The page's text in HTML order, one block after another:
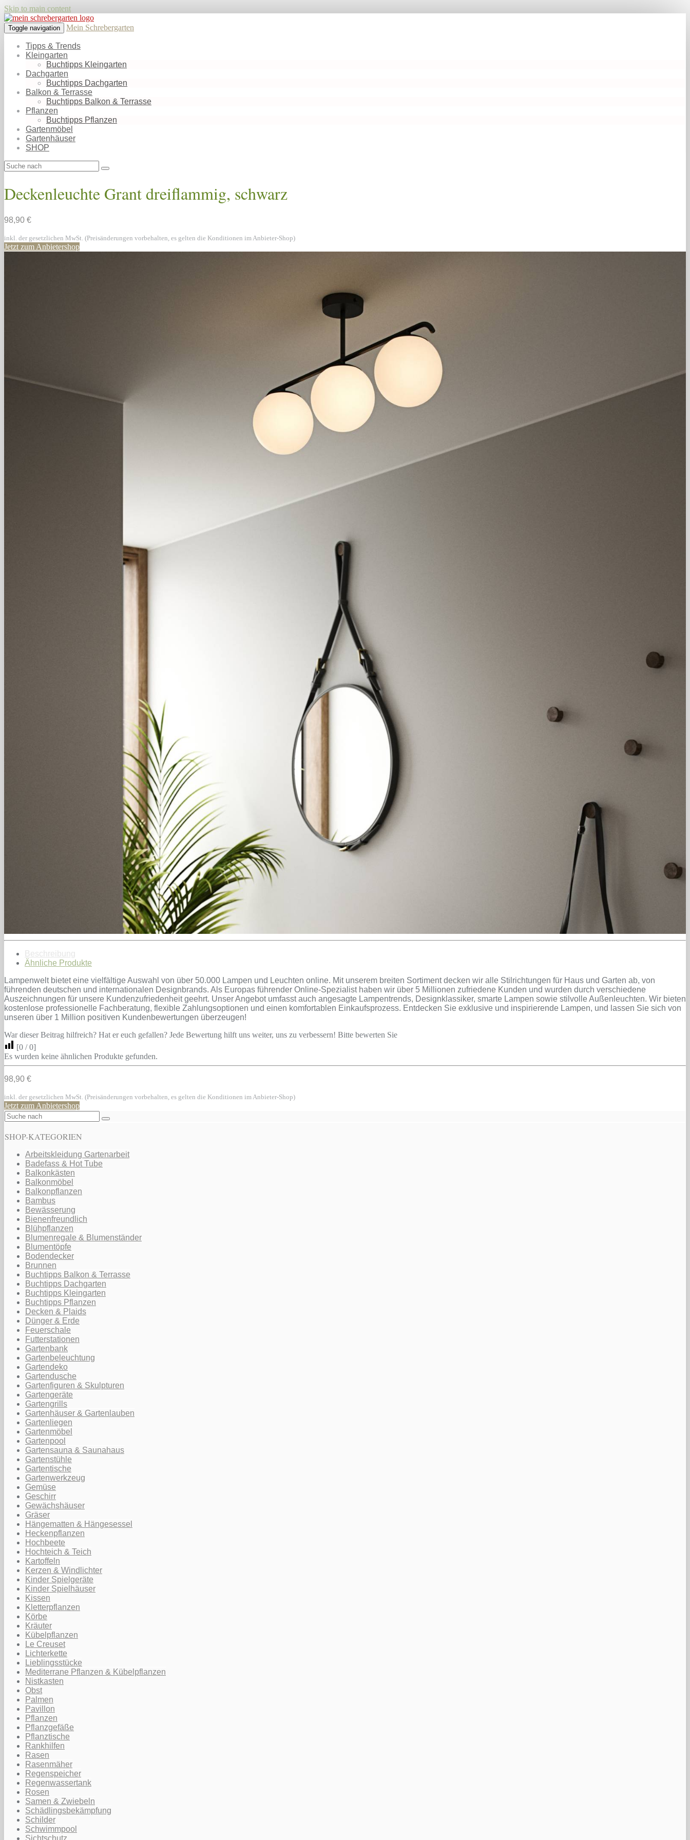
Skip to main content
Toggle navigation Mein Schrebergarten
Tipps & Trends
Kleingarten
Buchtipps Kleingarten
Dachgarten
Buchtipps Dachgarten
Balkon & Terrasse
Buchtipps Balkon & Terrasse
Pflanzen
Buchtipps Pflanzen
Gartenmöbel
Gartenhäuser
SHOP
Deckenleuchte Grant dreiflammig, schwarz
98,90 €
inkl. der gesetzlichen MwSt. (Preisänderungen vorbehalten, es gelten die Konditionen im Anbieter-Shop)
Jetzt zum Anbietershop
Beschreibung
Ähnliche Produkte
Lampenwelt bietet eine vielfältige Auswahl von über 50.000 Lampen und Leuchten online. Mit unserem breiten Sortiment decken wir alle Stilrichtungen für Haus und Garten ab, von
führenden deutschen und internationalen Designbrands. Als Europas führender Online-Spezialist haben wir über 5 Millionen zufriedene Kunden und wurden durch verschiedene
Auszeichnungen für unsere Kundenzufriedenheit geehrt. Unser Angebot umfasst auch angesagte Lampentrends, Designklassiker, smarte Lampen sowie stilvolle Außenleuchten. Wir bieten
kostenlose professionelle Fachberatung, flexible Zahlungsoptionen und einen komfortablen Einkaufsprozess. Entdecken Sie exklusive und inspirierende Lampen, und lassen Sie sich von
unseren über 1 Million positiven Kundenbewertungen überzeugen!
War dieser Beitrag hilfreich? Hat er euch gefallen? Jede Bewertung hilft uns weiter, uns zu verbessern! Bitte bewerten Sie
[0 /0]
Es wurden keine ähnlichen Produkte gefunden.
98,90 €
inkl. der gesetzlichen MwSt. (Preisänderungen vorbehalten, es gelten die Konditionen im Anbieter-Shop)
Jetzt zum Anbietershop
SHOP-KATEGORIEN
Arbeitskleidung Gartenarbeit
Badefass & Hot Tube
Balkonkästen
Balkonmöbel
Balkonpflanzen
Bambus
Bewässerung
Bienenfreundlich
Blühpflanzen
Blumenregale & Blumenständer
Blumentöpfe
Bodendecker
Brunnen
Buchtipps Balkon & Terrasse
Buchtipps Dachgarten
Buchtipps Kleingarten
Buchtipps Pflanzen
Decken & Plaids
Dünger & Erde
Feuerschale
Futterstationen
Gartenbank
Gartenbeleuchtung
Gartendeko
Gartendusche
Gartenfiguren & Skulpturen
Gartengeräte
Gartengrills
Gartenhäuser & Gartenlauben
Gartenliegen
Gartenmöbel
Gartenpool
Gartensauna & Saunahaus
Gartenstühle
Gartentische
Gartenwerkzeug
Gemüse
Geschirr
Gewächshäuser
Gräser
Hängematten & Hängesessel
Heckenpflanzen
Hochbeete
Hochteich & Teich
Kartoffeln
Kerzen & Windlichter
Kinder Spielgeräte
Kinder Spielhäuser
Kissen
Kletterpflanzen
Körbe
Kräuter
Kübelpflanzen
Le Creuset
Lichterkette
Lieblingsstücke
Mediterrane Pflanzen & Kübelpflanzen
Nistkasten
Obst
Palmen
Pavillon
Pflanzen
Pflanzgefäße
Pflanztische
Rankhilfen
Rasen
Rasenmäher
Regenspeicher
Regenwassertank
Rosen
Samen & Zwiebeln
Schädlingsbekämpfung
Schilder
Schwimmpool
Sichtschutz